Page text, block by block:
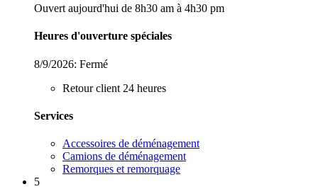
Ouvert aujourd'hui de 8h30 am à 4h30 pm
Heures d'ouverture spéciales
8/9/2026: Fermé
Retour client 24 heures
Services
Accessoires de déménagement
Camions de déménagement
Remorques et remorquage
5